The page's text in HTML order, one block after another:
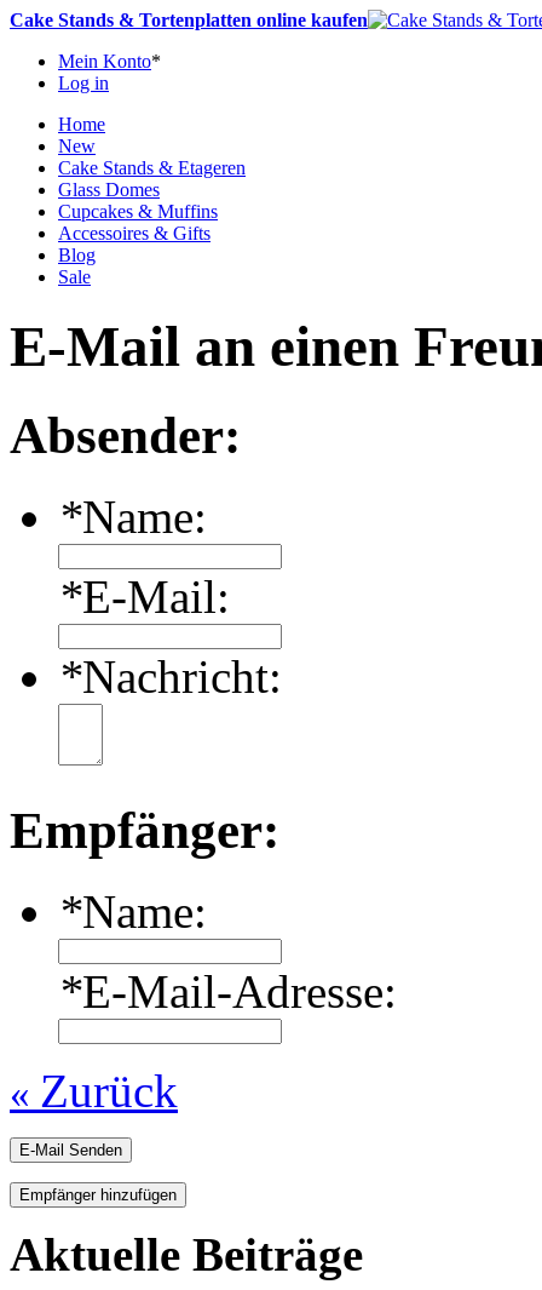
Cake Stands & Tortenplatten online kaufen
Mein Konto*
Log in
Home
New
Cake Stands & Etageren
Glass Domes
Cupcakes & Muffins
Accessoires & Gifts
Blog
Sale
E-Mail an einen
Absender:
*Name:
*E-Mail:
*Nachricht:
Empfänger:
*Name:
*E-Mail-Adresse:
« Zurück
E-Mail Senden
Empfänger hinzufügen
Aktuelle Beiträge